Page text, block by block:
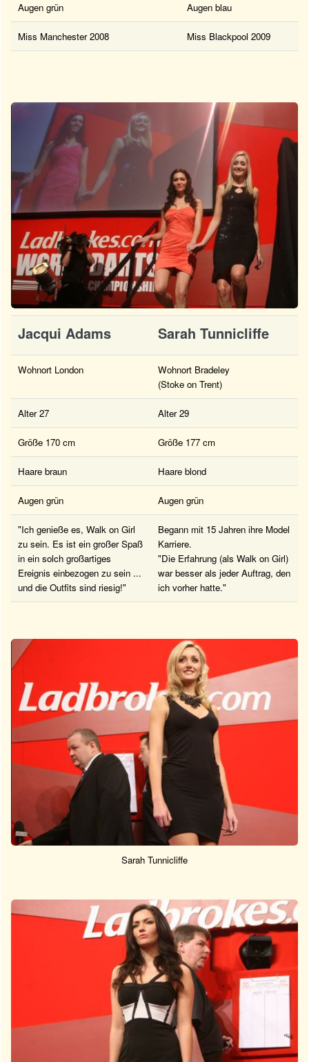
Augen grün Augen blau
Miss Manchester 2008 Miss Blackpool 2009
Jacqui Adams Sarah Tunnicliffe
Wohnort London
Wohnort Bradeley
(Stoke on Trent)
Alter 27 Alter 29
Größe 170 cm Größe 177 cm
Haare braun Haare blond
Augen grün Augen grün
"Ich genieße es, Walk on Girl
zu sein. Es ist ein großer Spaß
in ein solch großartiges
Ereignis einbezogen zu sein ...
und die Outfits sind riesig!"
Begann mit 15 Jahren ihre Model
Karriere.
"Die Erfahrung (als Walk on Girl)
war besser als jeder Auftrag, den
ich vorher hatte."
Sarah Tunnicliffe